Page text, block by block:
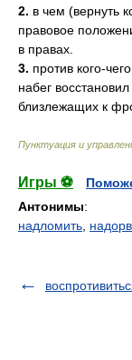
2. в чем (вернуть
правовое
в правах.
3. против кого-
набег
близлежащих к
Пунктуация и
Игры ⚽
Антонимы:
надломить